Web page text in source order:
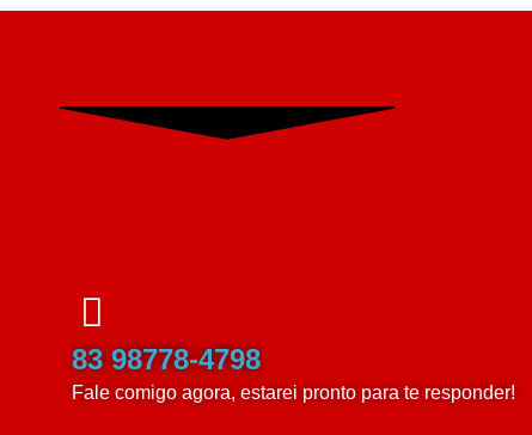
83 98778-4798
Fale comigo agora, estarei pronto para te responder!